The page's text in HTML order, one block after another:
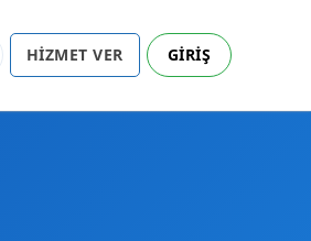
HİZMET VER GİRİŞ